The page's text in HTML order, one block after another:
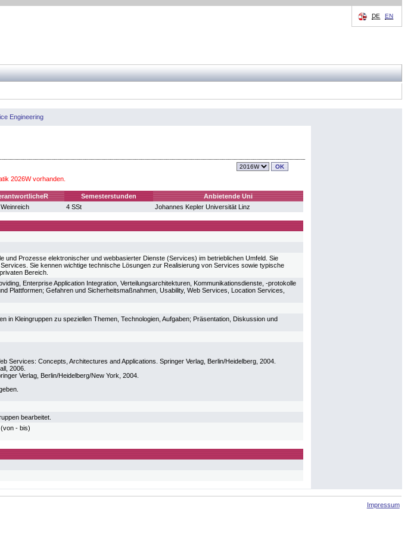
DE EN
Engineering
2026W vorhanden.
Semesterstunden
Anbietende Uni
4 SSt Johannes Kepler Universität Linz
und Prozesse elektronischer und webbasierter Dienste (Services) im betrieblichen Umfeld. Sie
Sie kennen wichtige technische Lösungen zur Realisierung von Services sowie typische
Bereich.
Enterprise Application Integration, Verteilungsarchitekturen, Kommunikationsdienste, -protokolle
Plattformen; Gefahren und Sicherheitsmaßnahmen, Usability, Web Services, Location Services,
in Kleingruppen zu speziellen Themen, Technologien, Aufgaben; Präsentation, Diskussion und
Services: Concepts, Architectures and Applications. Springer Verlag, Berlin/Heidelberg, 2004.
2006.
Verlag, Berlin/Heidelberg/New York, 2004.
bearbeitet.
- bis)
Impressum